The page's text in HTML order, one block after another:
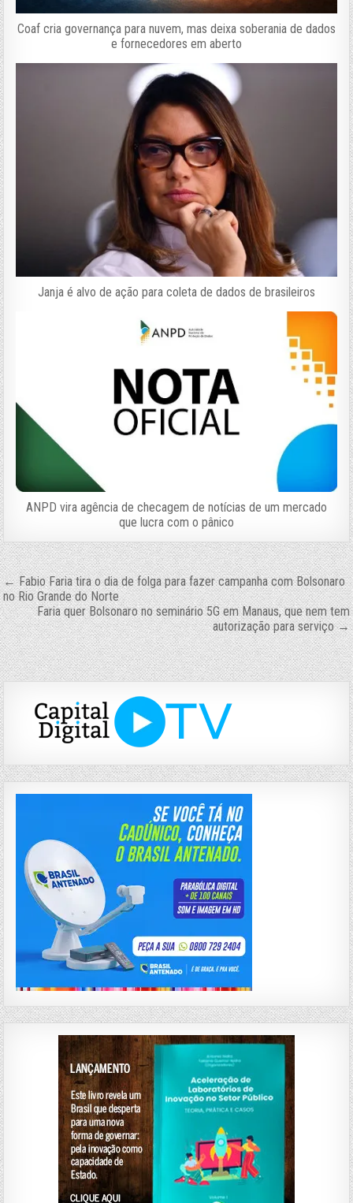
Coaf cria governança para nuvem, mas deixa soberania de dados
e fornecedores em aberto
Janja é alvo de ação para coleta de dados de brasileiros
ANPD vira agência de checagem de notícias de um mercado
que lucra com o pânico
Navegação
de
Post
← Fabio Faria tira o dia de folga para fazer campanha com Bolsonaro
no Rio Grande do Norte
Faria quer Bolsonaro no seminário 5G em Manaus, que nem tem
autorização para serviço →